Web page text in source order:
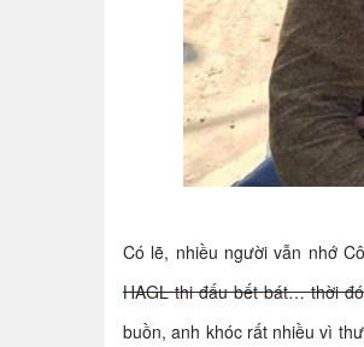
Có lẽ, nhiều người vẫn nhớ
HAGL thi đấu bết bát… thời
buồn, anh khóc rất nhiều vì